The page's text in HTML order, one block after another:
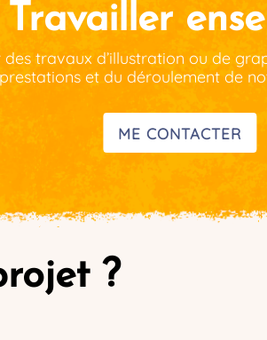
Travailler
des travaux d’illustration ou de
et du déroulement de
ME CONTACTER
?